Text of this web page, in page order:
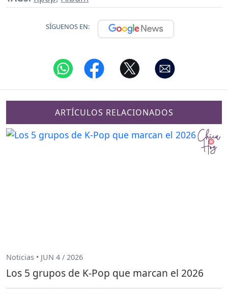
SÍGUENOS EN:
ARTÍCULOS RELACIONADOS
Noticias • JUN 4 / 2026
Los 5 grupos de K-Pop que marcan el 2026